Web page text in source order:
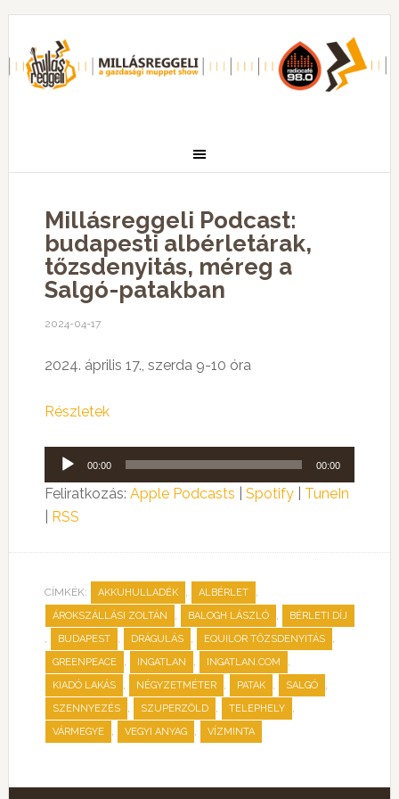
Millásreggeli Podcast:
budapesti albérletárak,
tőzsdenyitás, méreg a
Salgó-patakban
2024-04-17
2024. április 17., szerda 9-10 óra
Részletek
Audió
lejátszó
00:00 00:00
Feliratkozás: Apple Podcasts Spotify| TuneIn
RSS
CÍMKÉK: AKKUHULLADÉK , ALBÉRLET ,
ÁROKSZÁLLÁSI ZOLTÁN , BALOGH LÁSZLÓ , BÉRLETI DÍJ
, BUDAPEST , DRÁGULÁS , EQUILOR TŐZSDENYITÁS ,
GREENPEACE , INGATLAN , INGATLAN.COM ,
KIADÓ LAKÁS , NÉGYZETMÉTER , PATAK , SALGÓ ,
SZENNYEZÉS , SZUPERZÖLD , TELEPHELY ,
VÁRMEGYE , VEGYI ANYAG , VÍZMINTA